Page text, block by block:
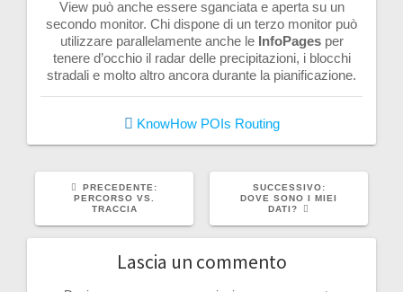
View può anche essere sganciata e aperta su un
secondo monitor. Chi dispone di un terzo monitor può
utilizzare parallelamente anche le InfoPagesper
tenere d’occhio il radar delle precipitazioni, i blocchi
stradali e molto altro ancora durante la pianificazione.
KnowHow POIs Routing
PRECEDENTE:
PERCORSO VS.
TRACCIA
SUCCESSIVO:ARTICOLO
SUCCESSIVO:
DOVE SONO I MIEI
DATI?
Lascia un commento